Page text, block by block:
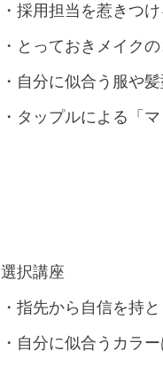
・採用担当を惹きつ
・とっておきメイク
・自分に似合う服や
・タップルによる「
選択講座
・指先から自信を持
・自分に似合うカラ